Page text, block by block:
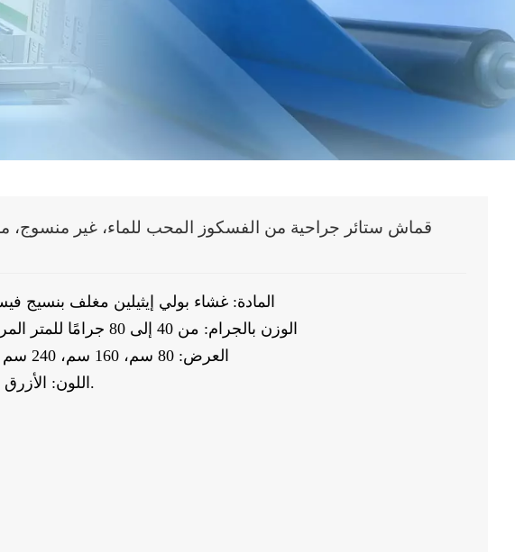
قماش ستائر جراحية من الفسكوز المحب للماء، غير منسوج،
1. المادة: غشاء بولي إيثيلين مغلف بنسيج
2. الوزن بالجرام: من 40 إلى 80 جرامًا للمتر المربع حسب الطلب
3. العرض: 80 سم، 160 سم، 240 سم أو حسب الطلب
4. اللون: الأزرق والأخضر اختياري.